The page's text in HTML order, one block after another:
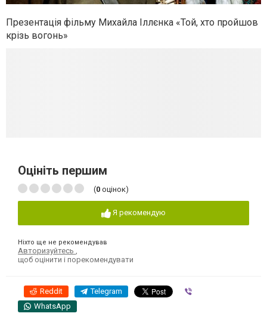
Презентація фільму Михайла Іллєнка «Той, хто пройшов
крізь вогонь»
Оцініть першим
(0 оцінок)
Я рекомендую
Ніхто ще не рекомендував
Авторизуйтесь
щоб оцінити і порекомендувати
Reddit Telegram
WhatsApp